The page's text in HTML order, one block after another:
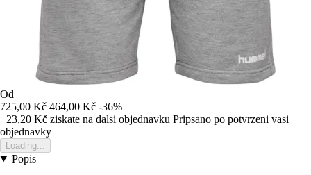
Od
725,00 Kč 464,00 Kč -36%
+23,20 Kč ziskate na dalsi objednavku Pripsano po potvrzeni vasi
objednavky
Loading...
Popis